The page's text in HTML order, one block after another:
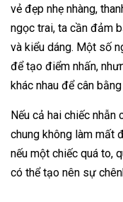
vẻ đẹp nhẹ nhàng,
ngọc trai, ta cần đảm
và kiểu dáng. Một số
để tạo điểm nhấn,
khác nhau để cân
Nếu cả hai chiếc nhẫn
chung không làm mất
nếu một chiếc quá to,
có thể tạo nên sự